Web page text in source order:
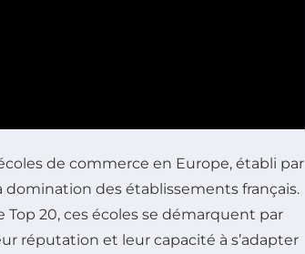
de commerce en Europe, établi par
domination des établissements français.
20, ces écoles se démarquent par
réputation et leur capacité à s’adapter